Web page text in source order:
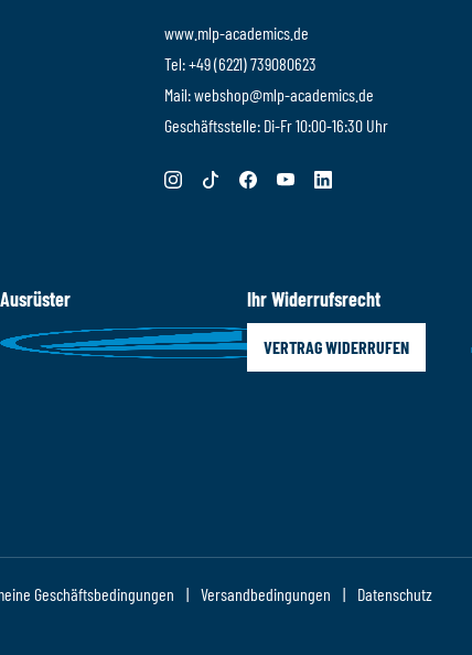
www.mlp-academics.de
Tel: +49 (6221) 739080623
Mail: webshop@mlp-academics.de
Geschäftsstelle: Di-Fr 10:00-16:30 Uhr
Ausrüster Ihr Widerrufsrecht
VERTRAG WIDERRUFEN
Geschäftsbedingungen Versandbedingungen Datenschutz